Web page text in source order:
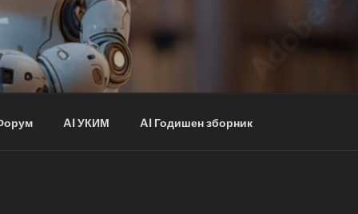
AI УКИМ AI Годишен зборник